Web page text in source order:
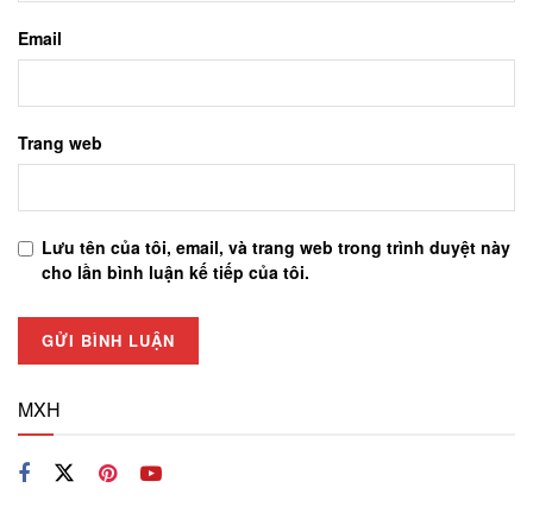
Email
Trang web
Lưu tên của tôi, email, và trang web trong trình duyệt này
cho lần bình luận kế tiếp của tôi.
MXH